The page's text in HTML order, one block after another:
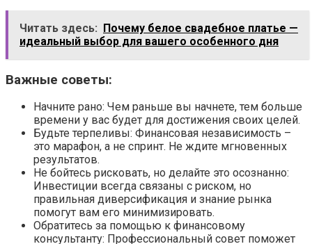
Читать здесь: Почему белое свадебное платье —
идеальный выбор для вашего особенного дня
Важные советы:
Начните рано: Чем раньше вы начнете, тем больше
времени у вас будет для достижения своих целей.
Будьте терпеливы: Финансовая независимость –
это марафон, а не спринт. Не ждите мгновенных
результатов.
Не бойтесь рисковать, но делайте это осознанно:
Инвестиции всегда связаны с риском, но
правильная диверсификация и знание рынка
помогут вам его минимизировать.
Обратитесь за помощью к финансовому
консультанту: Профессиональный совет поможет